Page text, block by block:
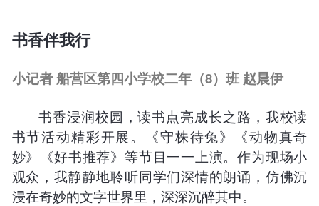
书香伴我行
小记者 船营区第四小学校二年（8）班 赵晨伊
书香浸润校园，读书点亮成长之路，我校读
书节活动精彩开展。《守株待兔》《动物真奇
妙》《好书推荐》等节目一一上演。作为现场小
观众，我静静地聆听同学们深情的朗诵，仿佛沉
浸在奇妙的文字世界里，深深沉醉其中。